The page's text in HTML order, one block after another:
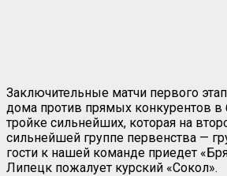
Заключительные матчи первого
дома против прямых конкурентов в
тройке сильнейших, которая на
сильнейшей группе первенства —
гости к нашей команде приедет
Липецк пожалует курский «Сокол».